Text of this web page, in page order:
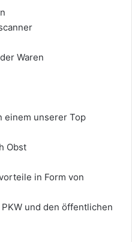
Waren
einem unserer Top
Obst
in Form von
und den öffentlichen